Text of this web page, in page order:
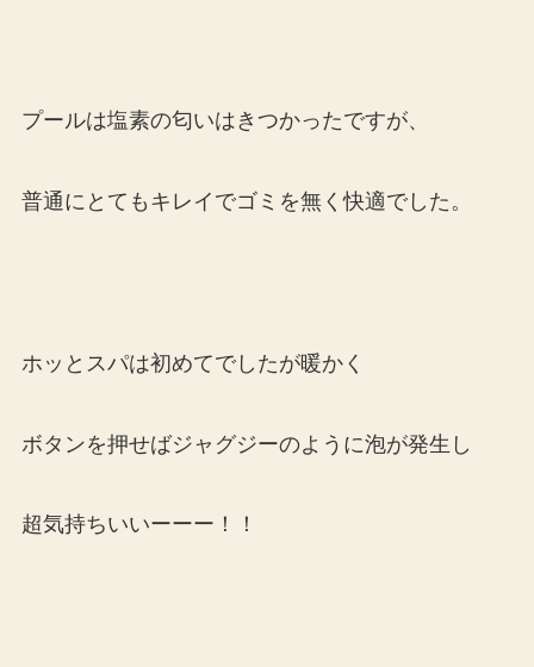
プールは塩素の匂いはきつかったですが、
普通にとてもキレイでゴミを無く快適でした。
ホッとスパは初めてでしたが暖かく
ボタンを押せばジャグジーのように泡が発生し
超気持ちいいーーー！！